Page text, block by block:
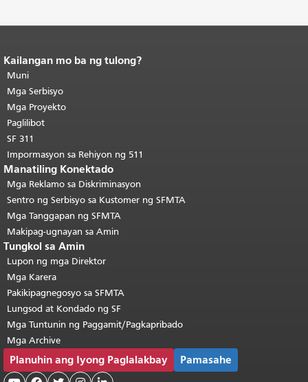
Katapusan ng nilalaman ng
pahina.
pahinang ito ay nauulit sa bawat
pahina.Bumalik sa tuktok ng
pangunahing nilalaman
Kailangan mo ba ng tulong?
Muni
Mga Serbisyo
Mga Proyekto
Paglilibot
SF 311
Impormasyon sa Rehiyon ng 511
Manatiling Konektado
Mga Reklamo sa Diskriminasyon
Sentro ng Serbisyo sa Kustomer ng SFMTA
Mga Tanggapan ng SFMTA
Makipag-ugnayan sa Amin
Tungkol sa Amin
Lupon ng mga Direktor
Mga Karera
Pakikipagnegosyo sa SFMTA
Lungsod at Kondado ng SF
Mga Tuntunin ng Paggamit/Pagkapribado
Mga Archive
Planuhin ang Iyong Paglalakbay Pamasahe